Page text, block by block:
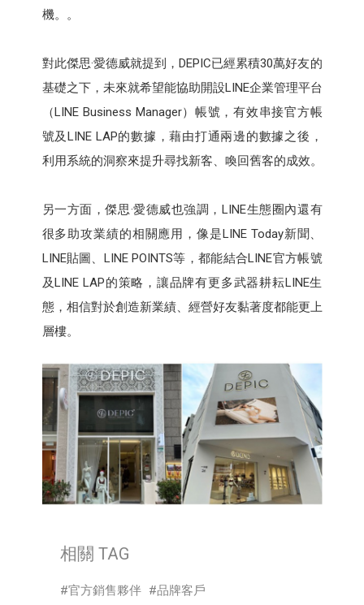
機。。
對此傑思·愛德威就提到，DEPIC已經累積30萬好友的
基礎之下，未來就希望能協助開設LINE企業管理平台
（LINE Business Manager）帳號，有效串接官方帳
號及LINE LAP的數據，藉由打通兩邊的數據之後，
利用系統的洞察來提升尋找新客、喚回舊客的成效。
另一方面，傑思·愛德威也強調，LINE生態圈內還有
很多助攻業績的相關應用，像是LINE Today新聞、
LINE貼圖、LINE POINTS等，都能結合LINE官方帳號
及LINE LAP的策略，讓品牌有更多武器耕耘LINE生
態，相信對於創造新業績、經營好友黏著度都能更上
層樓。
相關 TAG
官方銷售夥伴
品牌客戶